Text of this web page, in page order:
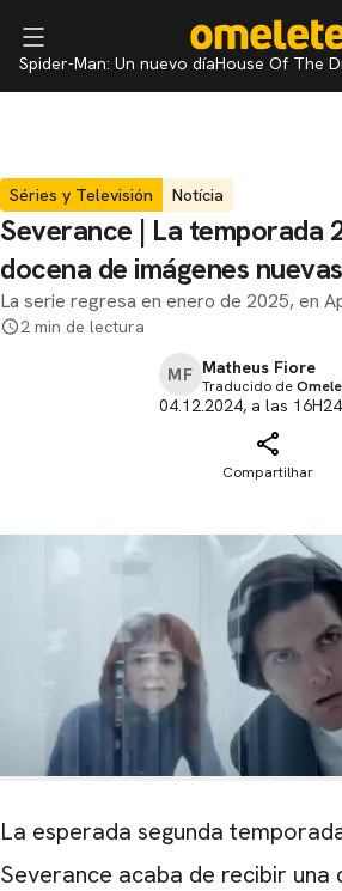
Spider-Man: Un nuevo díaHouse Of The
Séries y Televisión Notícia
Severance | La temporada
docena de imágenes
La serie regresa en enero de 2025, en
2 min de lectura
MF Matheus Fiore
Traducido de
04.12.2024, a las
Compartilhar
La esperada segunda
Severance acaba de recibir una